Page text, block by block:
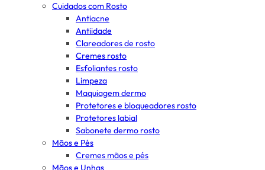
Cuidados com Rosto
Antiacne
Antiidade
Clareadores de rosto
Cremes rosto
Esfoliantes rosto
Limpeza
Maquiagem dermo
Protetores e bloqueadores rosto
Protetores labial
Sabonete dermo rosto
Mãos e Pés
Cremes mãos e pés
Mãos e Unhas